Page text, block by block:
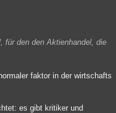
für den den Aktienhandel, die
faktor in der wirtschafts
es gibt kritiker und